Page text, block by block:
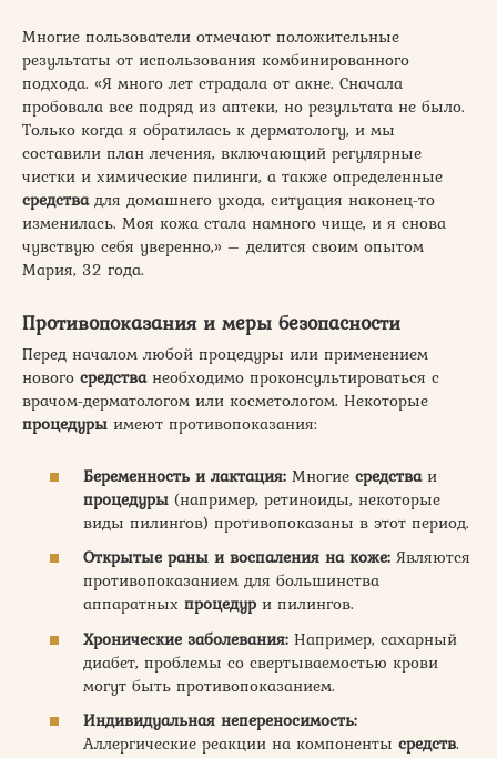
Многие пользователи отмечают положительные
результаты от использования комбинированного
подхода. «Я много лет страдала от акне. Сначала
пробовала все подряд из аптеки, но результата не было.
Только когда я обратилась к дерматологу, и мы
составили план лечения, включающий регулярные
чистки и химические пилинги, а также определенные
средствадля домашнего ухода, ситуация наконец-то
изменилась. Моя кожа стала намного чище, и я снова
чувствую себя уверенно,» – делится своим опытом
Мария, 32 года.
Противопоказания и меры безопасности
Перед началом любой процедуры или применением
нового средстванеобходимо проконсультироваться с
врачом-дерматологом или косметологом. Некоторые
процедуры имеют противопоказания:
Беременность и лактация: Многие средстваи
процедуры (например, ретиноиды, некоторые
виды пилингов) противопоказаны в этот период.
Открытые раны и воспаления на коже: Являются
противопоказанием для большинства
аппаратных процедур и пилингов.
Хронические заболевания: Например, сахарный
диабет, проблемы со свертываемостью крови
могут быть противопоказанием.
Индивидуальная непереносимость:
Аллергические реакции на компоненты средств.